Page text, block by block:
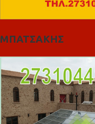
ΜΠΑΤΣΑΚΗΣ